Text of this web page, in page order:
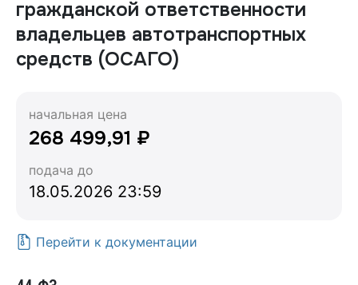
гражданской ответственности
владельцев автотранспортных
средств (ОСАГО)
начальная цена
268 499,91 ₽
подача до
18.05.2026 23:59
Перейти к документации